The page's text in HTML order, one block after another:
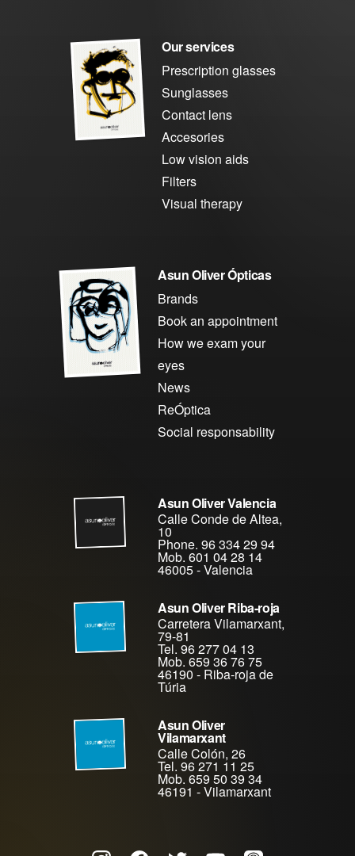
Our services
Prescription glasses
Sunglasses
Contact lens
Accesories
Low vision aids
Filters
Visual therapy
Asun Oliver Ópticas
Brands
Book an appointment
How we exam your
eyes
News
ReÓptica
Social responsability
Asun Oliver Valencia
Calle Conde de Altea,
10
Phone. 96 334 29 94
Mob. 601 04 28 14
46005-Valencia
Asun Oliver Riba-roja
Carretera Vilamarxant,
79-81
Tel. 96 277 04 13
Mob. 659 36 76 75
46190 - Riba-roja de
Túria
Asun Oliver
Vilamarxant
Calle Colón, 26
Tel. 96 271 11 25
Mob. 659 50 39 34
46191 -Vilamarxant